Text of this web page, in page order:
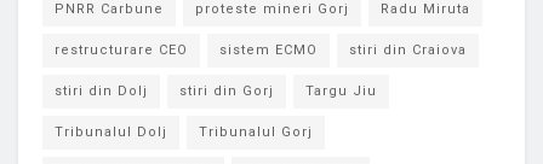
PNRR Carbune proteste mineri Gorj Radu Miruta
restructurare CEO sistem ECMO stiri din Craiova
stiri din Dolj stiri din Gorj Targu Jiu
Tribunalul Dolj Tribunalul Gorj